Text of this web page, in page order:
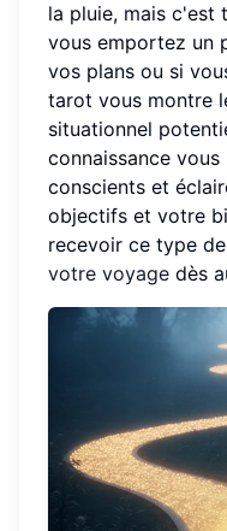
la pluie, mais c'est
vous emportez un
vos plans ou si
tarot vous montre
situationnel
connaissance
conscients et
objectifs et votre
recevoir ce type
votre voyage dès